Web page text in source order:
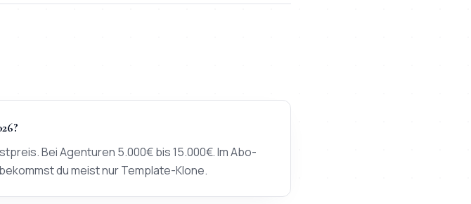
Bei Agenturen 5.000€ bis 15.000€. Im Abo-
du meist nur Template-Klone.